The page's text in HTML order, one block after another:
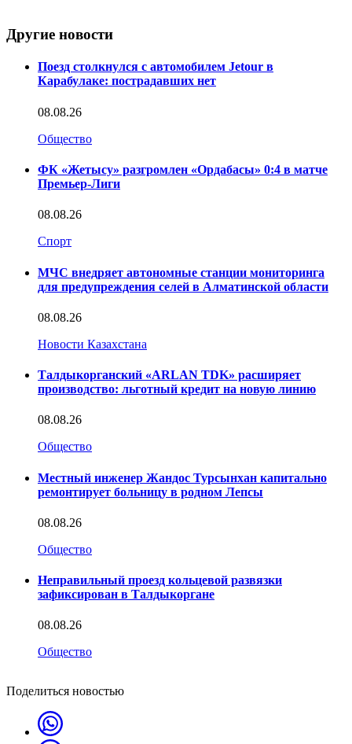
Другие новости
Поезд столкнулся с автомобилем Jetour в
Карабулаке: пострадавших нет
08.08.26
Общество
ФК «Жетысу» разгромлен «Ордабасы» 0:4 в матче
Премьер-Лиги
08.08.26
Спорт
МЧС внедряет автономные станции мониторинга
для предупреждения селей в Алматинской области
08.08.26
Новости Казахстана
Талдыкорганский «ARLAN TDK» расширяет
производство: льготный кредит на новую линию
08.08.26
Общество
Местный инженер Жандос Турсынхан капитально
ремонтирует больницу в родном Лепсы
08.08.26
Общество
Неправильный проезд кольцевой развязки
зафиксирован в Талдыкоргане
08.08.26
Общество
Поделиться новостью